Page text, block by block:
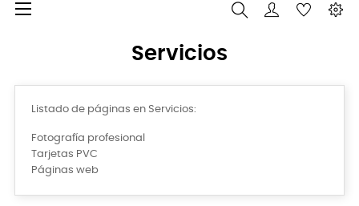
Navegación de palanca
☰
Servicios
Listado de páginas en Servicios:
Fotografía profesional
Tarjetas PVC
Páginas web